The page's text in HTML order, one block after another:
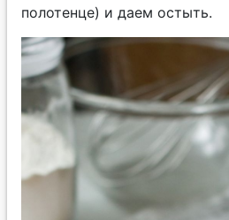
полотенце) и даем остыть.